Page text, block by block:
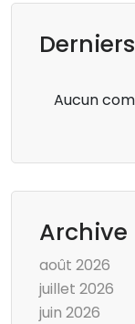
Aucun
Archive
août 2026
juillet 2026
juin 2026